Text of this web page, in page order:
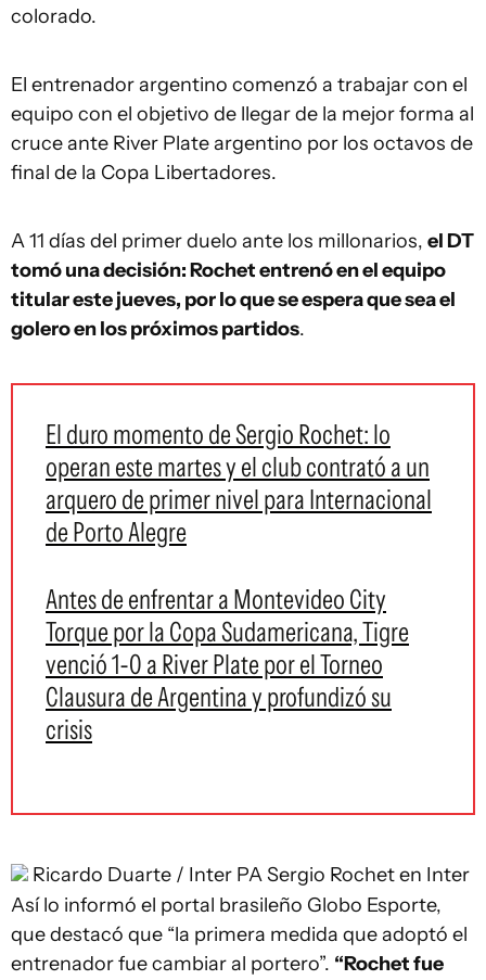
colorado.
El entrenador argentino comenzó a trabajar con el
equipo con el objetivo de llegar de la mejor forma al
cruce ante River Plate argentino por los octavos de
final de la Copa Libertadores.
A 11 días del primer duelo ante los millonarios, el DT
tomó una decisión: Rochet entrenó en el equipo
titular este jueves, por lo que se espera que sea el
golero en los próximos partidos.
El duro momento de Sergio Rochet: lo
operan este martes y el club contrató a un
arquero de primer nivel para Internacional
de Porto Alegre
Antes de enfrentar a Montevideo City
Torque por la Copa Sudamericana, Tigre
venció 1-0 a River Plate por el Torneo
Clausura de Argentina y profundizó su
crisis
Ricardo Duarte / Inter PASergio Rochet en Inter
Así lo informó el portal brasileño Globo Esporte,
que destacó que “la primera medida que adoptó el
entrenador fue cambiar al portero”. “Rochet fue